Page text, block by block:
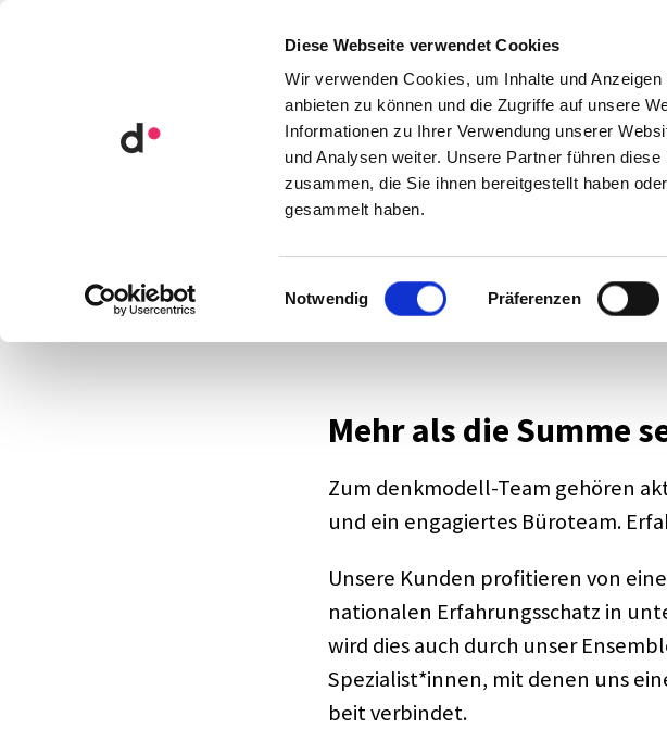
Diese Webseite verwendet Cookies
Wir verwenden Cookies, um Inhalte und
anbieten zu können und die Zugriffe auf unsere
Informationen zu Ihrer Verwendung unserer
und Analysen weiter. Unsere Partner führen
zusammen, die Sie ihnen bereitgestellt haben
gesammelt haben.
Einwilligungsauswahl
Notwendig Präferenzen
Orga­ni­sa­ti­ons­ent­wick­lung Mode­ra­tion
Über uns alt
Mehr als die Summe
Zum denk­mo­dell-Team gehö­ren
und ein enga­gier­tes Büro­team.
Unsere Kunden profi­tie­ren von
na­tio­na­len Erfah­rungs­schatz in
wird dies auch durch unser
Spezialist*innen, mit denen uns
beit verbin­det.